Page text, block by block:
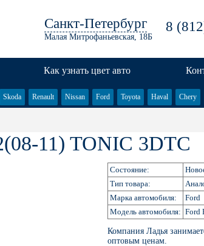
Санкт-Петербург
Малая Митрофаньевская, 18Б
8
Как узнать цвет авто
Skoda Renault Nissan Ford Toyota Haval Chery
11) TONIC 3DTC
Состояние:
Тип товара:
Марка автомобиля:
Ford
Модель автомобиля: Ford
Компания Ладья
оптовым ценам.